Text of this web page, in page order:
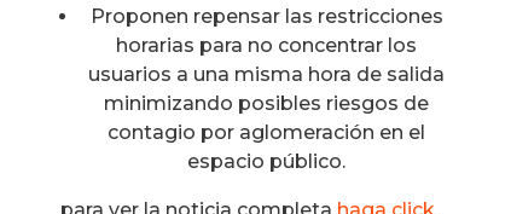
Proponen repensar las restricciones
horarias para no concentrar los
usuarios a una misma hora de salida
minimizando posibles riesgos de
contagio por aglomeración en el
espacio público.